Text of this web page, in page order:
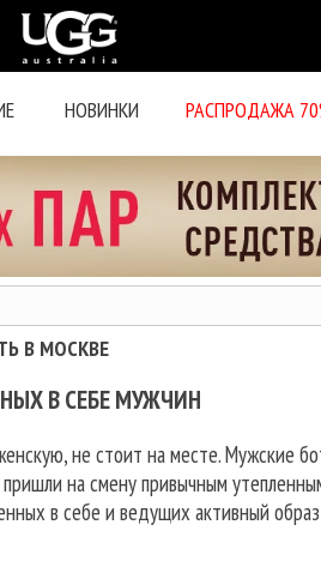
НОВИНКИ РАСПРОДАЖА
В МОСКВЕ
В СЕБЕ МУЖЧИН
не стоит на месте. Мужские
на смену привычным
в себе и ведущих активный